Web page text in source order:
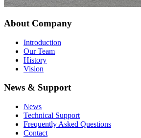
About Company
Introduction
Our Team
History
Vision
News & Support
News
Technical Support
Frequently Asked Questions
Contact